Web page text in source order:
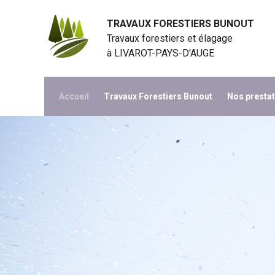
Accueil Travaux Forestiers Bunout Nos
TRAVAUX FORESTIERS BUNOUT
Travaux forestiers et élagage
à LIVAROT-PAYS-D'AUGE